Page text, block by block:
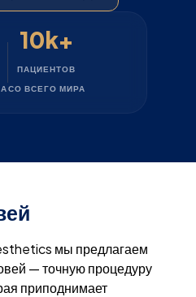
10k+
ПАЦИЕНТОВ
СО ВСЕГО МИРА
мы предлагаем
— точную процедуру
приподнимает